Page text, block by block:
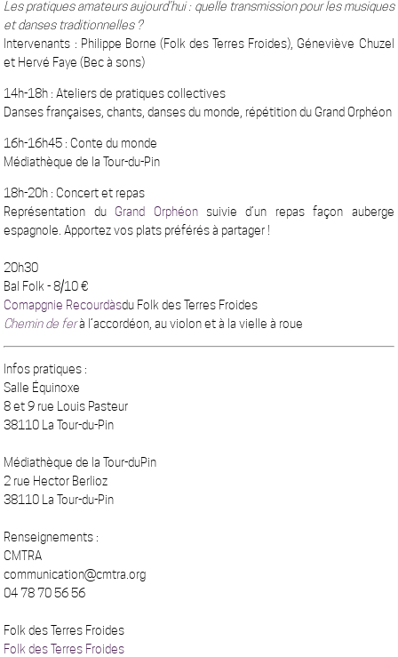
Les pratiques amateurs aujourd’hui : quelle transmission pour les musiques
et danses traditionnelles ?
Intervenants : Philippe Borne (Folk des Terres Froides), Géneviève Chuzel
et Hervé Faye (Bec à sons)
14h-18h : Ateliers de pratiques collectives
Danses françaises, chants, danses du monde, répétition du Grand Orphéon
16h-16h45 :Conte du monde
Médiathèque de la Tour-du-Pin
18h-20h :Concert et repas
Représentation duGrand Orphéonsuivie d’un repas façon auberge
espagnole. Apportez vos plats préférés à partager !
20h30
Bal Folk - 8/10 €
Comapgnie Recourdàsdu Folk des Terres Froides
Chemin de ferà l’accordéon, au violon et à la vielle à roue
Infos pratiques :
Salle Équinoxe
8 et 9 rue Louis Pasteur
38110 La Tour-du-Pin
Médiathèque de la Tour-duPin
2 rue Hector Berlioz
38110 La Tour-du-Pin
Renseignements :
CMTRA
communication@cmtra.org
04 78 70 56 56
Folk des Terres Froides
Folk des Terres Froides